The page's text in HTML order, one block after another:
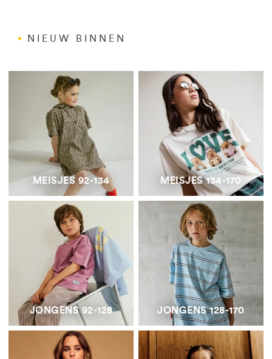
NIEUW BINNEN
MEISJES 92-134 MEISJES 134-170
JONGENS 92-128 JONGENS 128-170